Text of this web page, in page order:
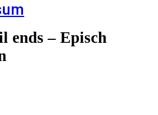
ends – Episch